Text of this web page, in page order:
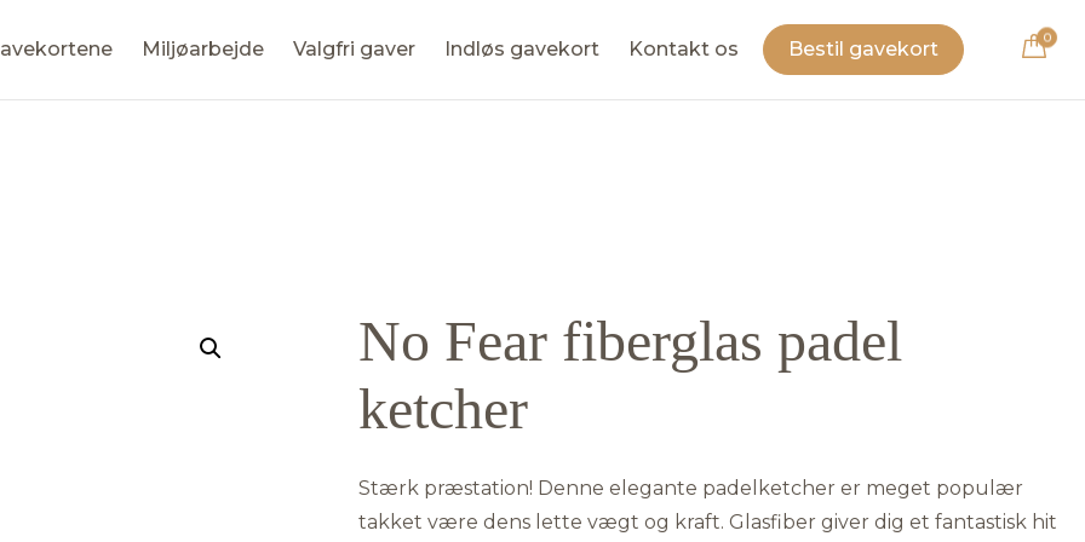
Miljøarbejde Valgfri gaver Indløs gavekort Kontakt os Bestil gavekort
0
No Fear fiberglas padel
ketcher
Stærk præstation! Denne elegante padelketcher er meget populær
takket være dens lette vægt og kraft. Glasfiber giver dig et fantastisk hit